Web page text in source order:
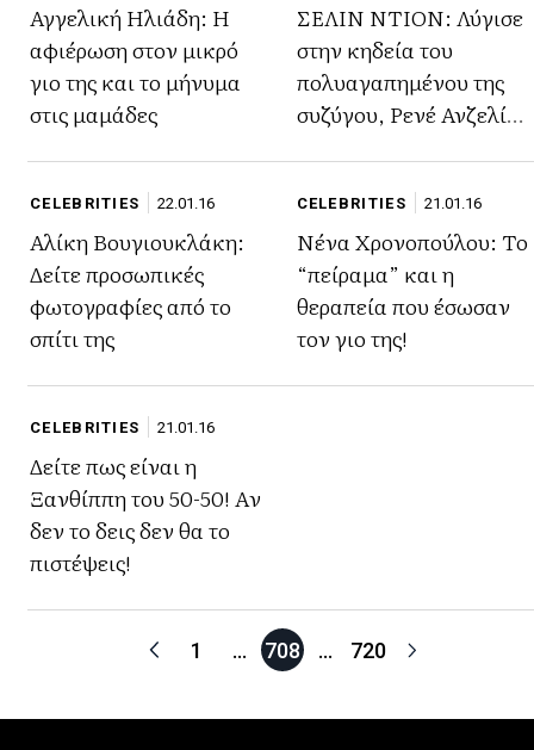
Αγγελική Ηλιάδη: Η
αφιέρωση στον μικρό
γιο της και το μήνυμα
στις μαμάδες
ΣΕΛΙΝ ΝΤΙΟΝ: Λύγισε
στην κηδεία του
πολυαγαπημένου της
συζύγου, Ρενέ Ανζελίλ
CELEBRITIES 22.01.16
Αλίκη Βουγιουκλάκη:
Δείτε προσωπικές
φωτογραφίες από το
σπίτι της
CELEBRITIES 21.01.16
Νένα Χρονοπούλου: Το
“πείραμα” και η
θεραπεία που έσωσαν
τον γιο της!
CELEBRITIES 21.01.16
Δείτε πως είναι η
Ξανθίππη του 50-50! Aν
δεν το δεις δεν θα το
πιστέψεις!
1 … 708 … 720